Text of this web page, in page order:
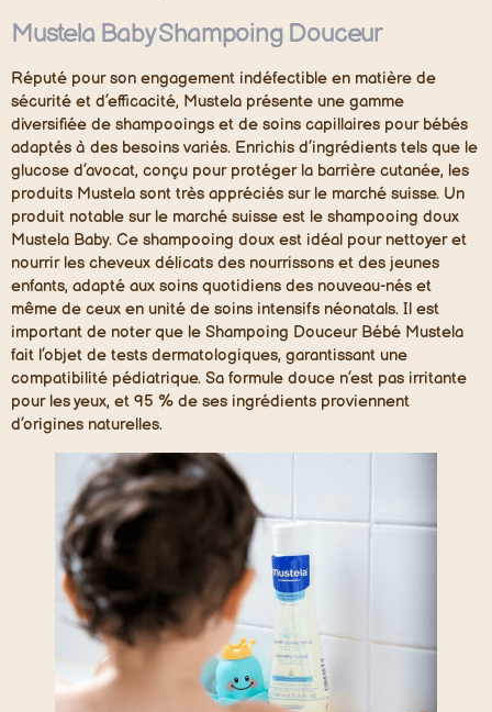
Mustela Baby Shampoing Douceur
Réputé pour son engagement indéfectible en matière de
sécurité et d’efficacité, Mustela présente une gamme
diversifiée de shampooings et de soins capillaires pour bébés
adaptés à des besoins variés. Enrichis d’ingrédients tels que le
glucose d’avocat, conçu pour protéger la barrière cutanée, les
produits Mustela sont très appréciés sur le marché suisse. Un
produit notable sur le marché suisse est le shampooing doux
Mustela Baby. Ce shampooing doux est idéal pour nettoyer et
nourrir les cheveux délicats des nourrissons et des jeunes
enfants, adapté aux soins quotidiens des nouveau-nés et
même de ceux en unité de soins intensifs néonatals. Il est
important de noter que le Shampoing Douceur Bébé Mustela
fait l’objet de tests dermatologiques, garantissant une
compatibilité pédiatrique. Sa formule douce n’est pas irritante
pour les yeux, et 95 % de ses ingrédients proviennent
d’origines naturelles.